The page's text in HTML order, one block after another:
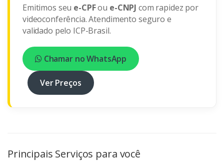
Emitimos seu e-CPFou e-CNPJ com rapidez por
videoconferência. Atendimento seguro e
validado pelo ICP-Brasil.
Chamar no WhatsApp
Ver Preços
Principais Serviços para você